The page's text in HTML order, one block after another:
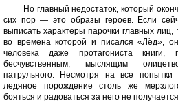
Но главный недостаток, который
сих пор — это образы героев. Если
выписать характеры парочки главных
во времена которой и писался «Лёд»,
человека даже протагониста книги,
бесчувственным, мыслящим
патрульного. Несмотря на все
ледяное порождение столь же
бояться и радоваться за него не